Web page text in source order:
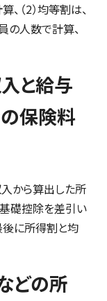
（2）均等割は、
人数で計算、
と給与
保険料
から算出した所
礎控除を差引い
後に所得割と均
どの所